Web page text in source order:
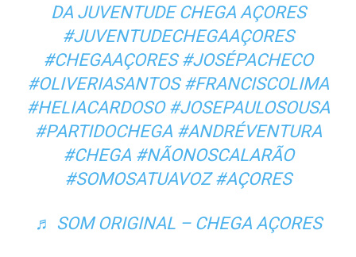
DA JUVENTUDE CHEGA AÇORES
#JUVENTUDECHEGAAÇORES
#CHEGAAÇORES #JOSÉPACHECO
#OLIVERIASANTOS #FRANCISCOLIMA
#HELIACARDOSO #JOSEPAULOSOUSA
#PARTIDOCHEGA #ANDRÉVENTURA
#CHEGA #NÃONOSCALARÃO
#SOMOSATUAVOZ #AÇORES
♬ SOM ORIGINAL – CHEGA AÇORES